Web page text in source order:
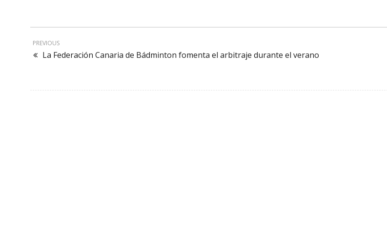
PREVIOUS
La Federación Canaria de Bádminton fomenta el arbitraje durante el verano